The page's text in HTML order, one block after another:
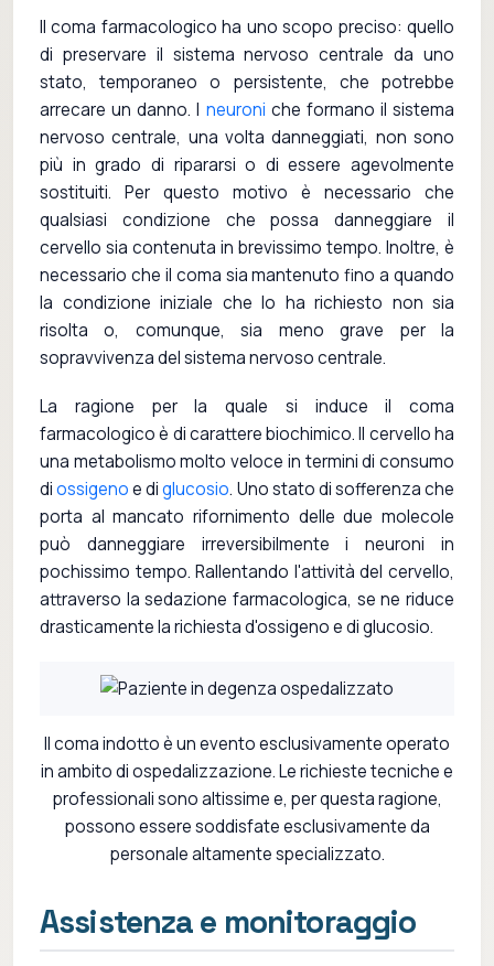
Il coma farmacologico ha uno scopo preciso: quello
di preservare il sistema nervoso centrale da uno
stato, temporaneo o persistente, che potrebbe
arrecare un danno. I neuroni che formano il sistema
nervoso centrale, una volta danneggiati, non sono
più in grado di ripararsi o di essere agevolmente
sostituiti. Per questo motivo è necessario che
qualsiasi condizione che possa danneggiare il
cervello sia contenuta in brevissimo tempo. Inoltre, è
necessario che il coma sia mantenuto fino a quando
la condizione iniziale che lo ha richiesto non sia
risolta o, comunque, sia meno grave per la
sopravvivenza del sistema nervoso centrale.
La ragione per la quale si induce il coma
farmacologico è di carattere biochimico. Il cervello ha
una metabolismo molto veloce in termini di consumo
diossigenoe diglucosio. Uno stato di sofferenza che
porta al mancato rifornimento delle due molecole
può danneggiare irreversibilmente i neuroni in
pochissimo tempo. Rallentando l'attività del cervello,
attraverso la sedazione farmacologica, se ne riduce
drasticamente la richiesta d'ossigeno e di glucosio.
Il coma indotto è un evento esclusivamente operato
in ambito di ospedalizzazione. Le richieste tecniche e
professionali sono altissime e, per questa ragione,
possono essere soddisfate esclusivamente da
personale altamente specializzato.
Assistenza e monitoraggio